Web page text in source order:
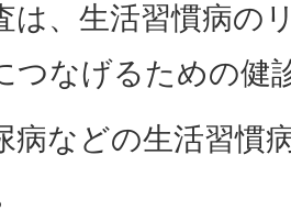
は、生活習慣病の
つなげるための健
病などの生活習慣